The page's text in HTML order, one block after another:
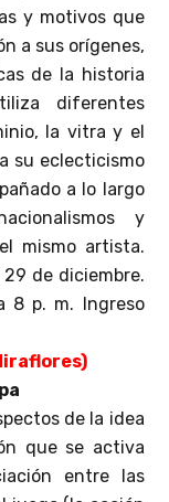
y motivos que
a sus orígenes,
de la historia
diferentes
la vitra y el
su eclecticismo
a lo largo
y
mismo artista.
29 de diciembre.
8 p. m. Ingreso
de la idea
que se activa
entre las